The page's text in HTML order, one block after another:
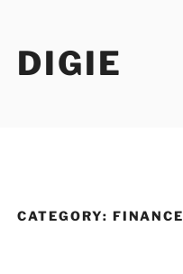
DIGIE
CATEGORY: FINANCE